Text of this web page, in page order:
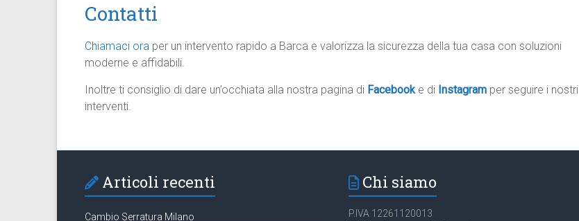
Contatti
Chiamaci ora per un intervento rapido a Barca e valorizza la sicurezza della tua casa con soluzioni
moderne e affidabili.
Inoltre ti consiglio di dare un’occhiata alla nostra pagina di Facebook e di Instagram per seguire i nostri
interventi.
Articoli recenti
Cambio Serratura Milano
Chi siamo
P.IVA 12261120013